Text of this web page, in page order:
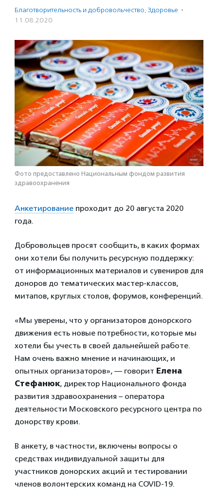
Благотвори­тель­ность и доброволь­чест­во, Здоровье ·
11.08.2020
Фото предоставлено Национальным фондом развития
здравоохранения
Анкетирование проходит до 20 августа 2020
года.
Добровольцев просят сообщить, в каких формах
они хотели бы получить ресурсную поддержку:
от информационных материалов и сувениров для
доноров до тематических мастер-классов,
митапов, круглых столов, форумов, конференций.
«Мы уверены, что у организаторов донорского
движения есть новые потребности, которые мы
хотели бы учесть в своей дальнейшей работе.
Нам очень важно мнение и начинающих, и
опытных организаторов», — говорит Елена
Стефанюк, директор Национального фонда
развития здравоохранения – оператора
деятельности Московского ресурсного центра по
донорству крови.
В анкету, в частности, включены вопросы о
средствах индивидуальной защиты для
участников донорских акций и тестировании
членов волонтерских команд на COVID-19.